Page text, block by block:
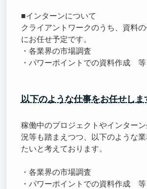
■インターンについて
クライアントワークのうち、資料
にお任せ予定です。
・各業界の市場調査
・パワーポイントでの資料作成 等
以下のような仕事をお任せしま
稼働中のプロジェクトやインター
況等も踏まえつつ、以下のような
たいと考えております。
・各業界の市場調査
・パワーポイントでの資料作成 等